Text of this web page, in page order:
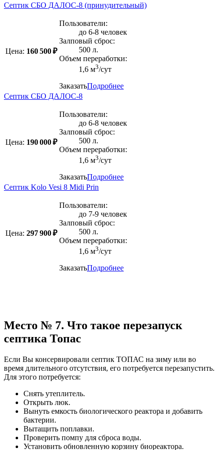
Септик СБО ДАЛОС-8 (принудительный)
Цена: 160 500 ₽
Пользователи:
до 6-8 человек
Залповый сброс:
500 л.
Объем переработки:
1,6 м3/сут
ЗаказатьПодробнее
Септик СБО ДАЛОС-8
Цена: 190 000 ₽
Пользователи:
до 6-8 человек
Залповый сброс:
500 л.
Объем переработки:
1,6 м3/сут
ЗаказатьПодробнее
Септик Kolo Vesi 8 Midi Prin
Цена: 297 900 ₽
Пользователи:
до 7-9 человек
Залповый сброс:
500 л.
Объем переработки:
1,6 м3/сут
ЗаказатьПодробнее
Место № 7. Что такое перезапуск
септика Топас
Если Вы консервировали септик ТОПАС на зиму или во
время длительного отсутствия, его потребуется перезапустить.
Для этого потребуется:
Снять утеплитель.
Открыть люк.
Вынуть емкость биологического реактора и добавить
бактерии.
Вытащить поплавки.
Проверить помпу для сброса воды.
Установить обновленную корзину биореактора.